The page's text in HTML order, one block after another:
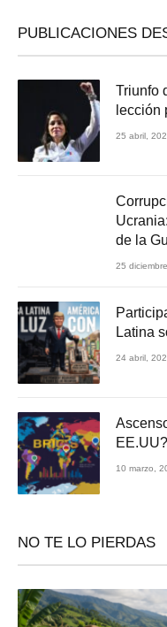
PUBLICACIONES
Triunfo
lección
25 abril,
de la
25
Latina
24 abril,
EE.UU?
10 marzo,
NO TE LO PIERDAS